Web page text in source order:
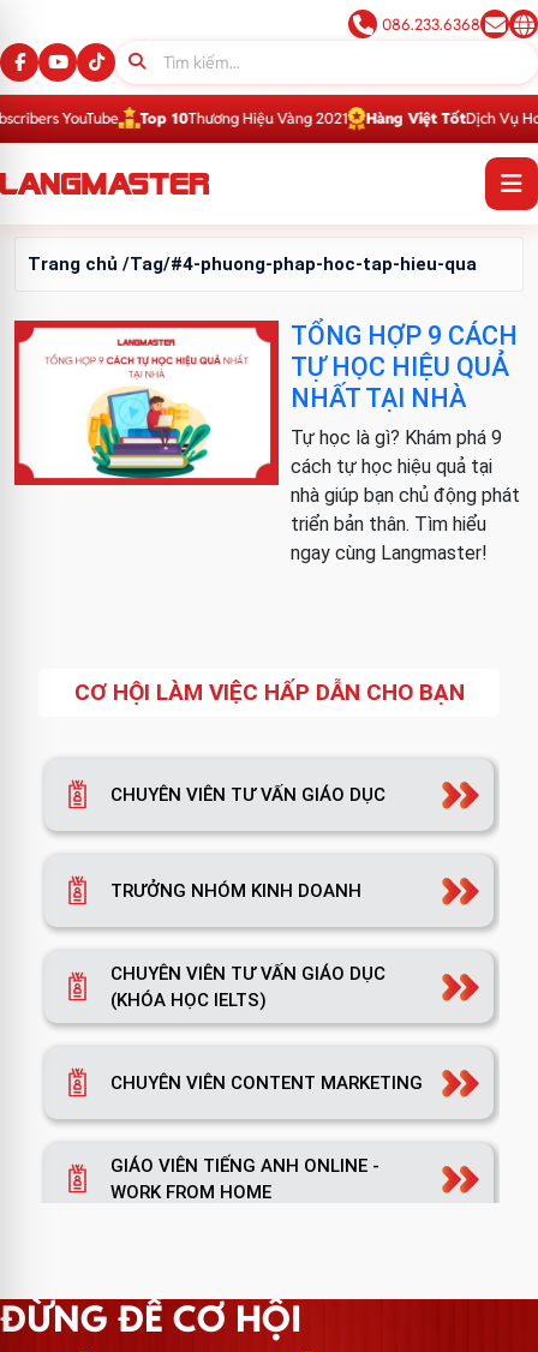
086.233.6368
YouTube Top 10Thương Hiệu Vàng 2021 Hàng Việt TốtDịch Vụ
Trang chủ /Tag/#4-phuong-phap-hoc-tap-hieu-qua
TỔNG HỢP 9 CÁCH
TỰ HỌC HIỆU QUẢ
NHẤT TẠI NHÀ
Tự học là gì? Khám phá 9
cách tự học hiệu quả tại
nhà giúp bạn chủ động phát
triển bản thân. Tìm hiểu
ngay cùng Langmaster!
CƠ HỘI LÀM VIỆC HẤP DẪN CHO BẠN
CHUYÊN VIÊN TƯ VẤN GIÁO DỤC
TRƯỞNG NHÓM KINH DOANH
CHUYÊN VIÊN TƯ VẤN GIÁO DỤC
(KHÓA HỌC IELTS)
CHUYÊN VIÊN CONTENT MARKETING
GIÁO VIÊN TIẾNG ANH ONLINE -
WORK FROM HOME
ĐỪNG ĐỂ CƠ HỘI